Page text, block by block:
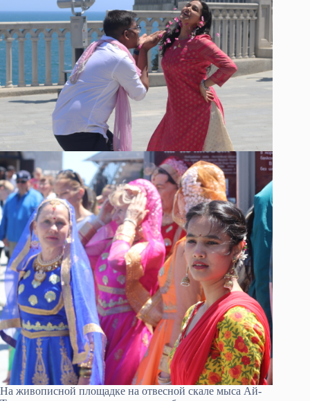
На живописной площадке на отвесной скале мыса Ай-